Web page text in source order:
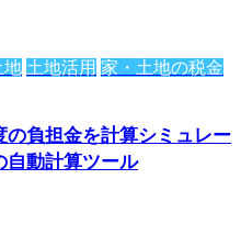
地 土地活用 家・土地の税金
の負担金を計算シミュレー
自動計算ツール